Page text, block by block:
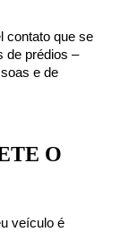
contato que se
de prédios –
e de
O
veículo é